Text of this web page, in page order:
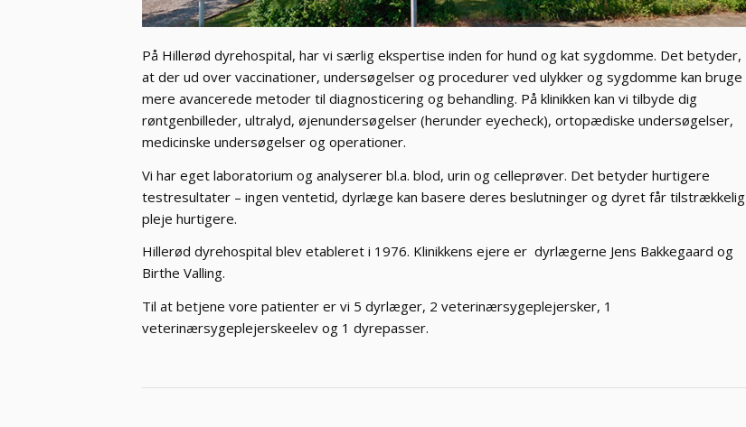
På Hillerød dyrehospital, har vi særlig ekspertise inden for hund og kat sygdomme. Det betyder,
at der ud over vaccinationer, undersøgelser og procedurer ved ulykker og sygdomme kan bruge
mere avancerede metoder til diagnosticering og behandling. På klinikken kan vi tilbyde dig
røntgenbilleder, ultralyd, øjenundersøgelser (herunder eyecheck), ortopædiske undersøgelser,
medicinske undersøgelser og operationer.
Vi har eget laboratorium og analyserer bl.a. blod, urin og celleprøver. Det betyder hurtigere
testresultater – ingen ventetid, dyrlæge kan basere deres beslutninger og dyret får tilstrækkelig
pleje hurtigere.
Hillerød dyrehospital blev etableret i 1976. Klinikkens ejere er dyrlægerne Jens Bakkegaard og
Birthe Valling.
Til at betjene vore patienter er vi 5 dyrlæger, 2 veterinærsygeplejersker, 1
veterinærsygeplejerskeelev og 1 dyrepasser.